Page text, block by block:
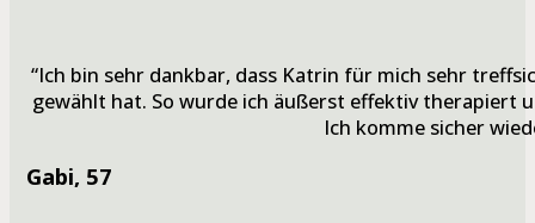
“Ich bin sehr dankbar, dass Katrin für mich sehr
gewählt hat. So wurde ich äußerst effektiv therapiert
Ich komme sicher
Gabi, 57